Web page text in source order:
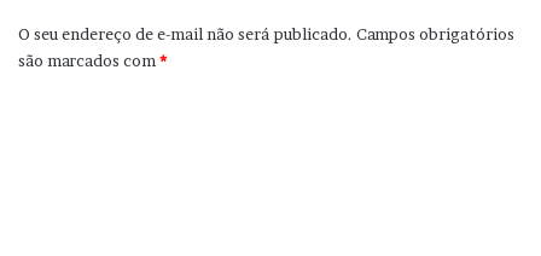
O seu endereço de e-mail não será publicado. Campos obrigatórios
são marcados com*